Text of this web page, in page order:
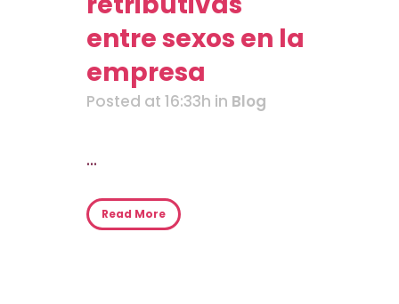
entre sexos en la
empresa
Posted at 16:33h in Blog
...
Read More